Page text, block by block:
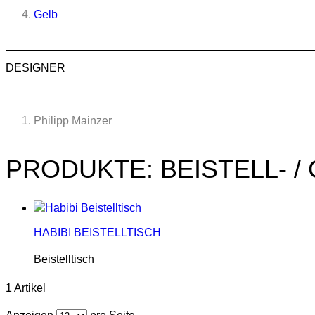
Gelb
DESIGNER
Philipp Mainzer
PRODUKTE: BEISTELL- /
HABIBI BEISTELLTISCH
Beistelltisch
1 Artikel